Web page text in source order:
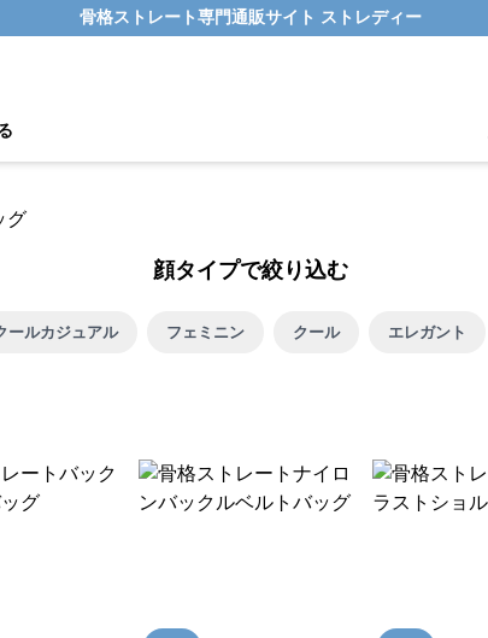
骨格ストレート専門通販サイト ストレディー
顔タイプで絞り込む
ールカジュアル フェミニン クール エレガント